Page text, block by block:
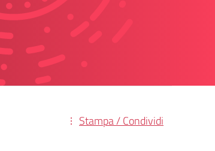
Stampa / Condividi